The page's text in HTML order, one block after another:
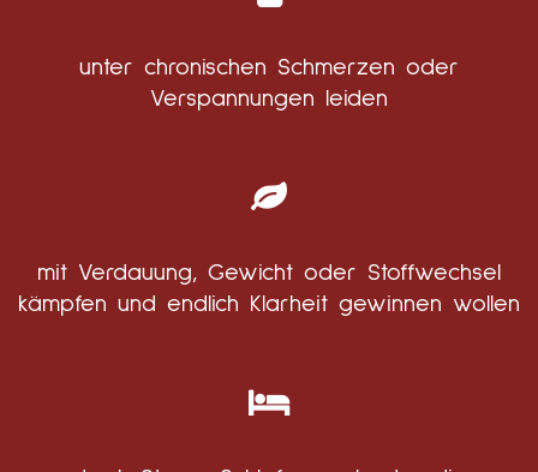
unter chronischen Schmerzen oder
Verspannungen leiden
mit Verdauung, Gewicht oder Stoffwechsel
kämpfen und endlich Klarheit gewinnen wollen